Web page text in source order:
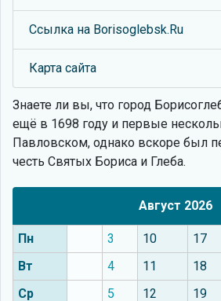
Ссылка на Borisoglebsk.Ru
Карта сайта
Знаете ли вы, что город
ещё в 1698 году и первые
Павловском, однако вскоре был
честь Святых Бориса и Глеба.
Август 2026
Пн 3 10 17
Вт
4 11 18
Ср
5 12 19